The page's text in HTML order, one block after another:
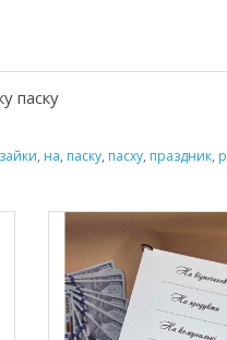
паску
зайки, на, паску, пасху, праздник,